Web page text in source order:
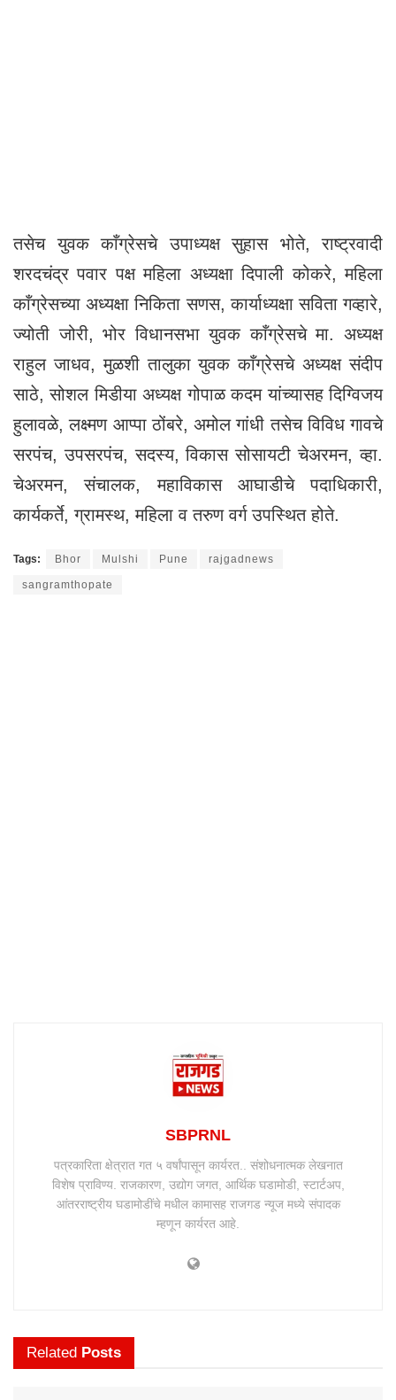
तसेच युवक काँग्रेसचे उपाध्यक्ष सुहास भोते, राष्ट्रवादी
शरदचंद्र पवार पक्ष महिला अध्यक्षा दिपाली कोकरे, महिला
काँग्रेसच्या अध्यक्षा निकिता सणस, कार्याध्यक्षा सविता गव्हारे,
ज्योती जोरी, भोर विधानसभा युवक काँग्रेसचे मा. अध्यक्ष
राहुल जाधव, मुळशी तालुका युवक काँग्रेसचे अध्यक्ष संदीप
साठे, सोशल मिडीया अध्यक्ष गोपाळ कदम यांच्यासह दिग्विजय
हुलावळे, लक्ष्मण आप्पा ठोंबरे, अमोल गांधी तसेच विविध गावचे
सरपंच, उपसरपंच, सदस्य, विकास सोसायटी चेअरमन, व्हा.
चेअरमन, संचालक, महाविकास आघाडीचे पदाधिकारी,
कार्यकर्ते, ग्रामस्थ, महिला व तरुण वर्ग उपस्थित होते.
Tags: Bhor Mulshi Pune rajgadnews
sangramthopate
SBPRNL
पत्रकारिता क्षेत्रात गत ५ वर्षांपासून कार्यरत.. संशोधनात्मक लेखनात
विशेष प्राविण्य. राजकारण, उद्योग जगत, आर्थिक घडामोडी, स्टार्टअप,
आंतरराष्ट्रीय घडामोडींचे मधील कामासह राजगड न्यूज मध्ये संपादक
म्हणून कार्यरत आहे.
Related Posts